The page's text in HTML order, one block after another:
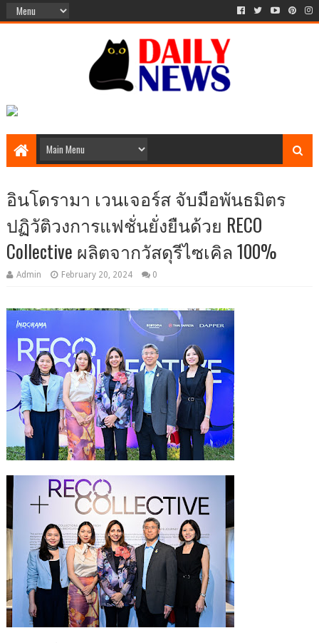
อินโดรามา เวนเจอร์ส จับมือพันธมิตร
ปฏิวัติวงการแฟชั่นยั่งยืนด้วย RECO
Collective ผลิตจากวัสดุรีไซเคิล 100%
Admin February 20, 2024 0